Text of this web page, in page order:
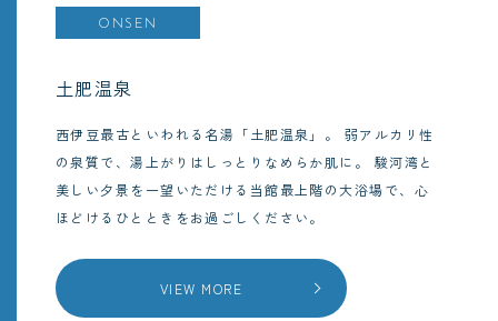
ONSEN
土肥温泉
西伊豆最古といわれる名湯「土肥温泉」。
弱アルカリ性
の泉質で、湯上がりはしっとりなめらか肌に。
駿河湾と
美しい夕景を一望いただける当館最上階の大浴場で、心
ほどけるひとときをお過ごしください。
VIEW MORE